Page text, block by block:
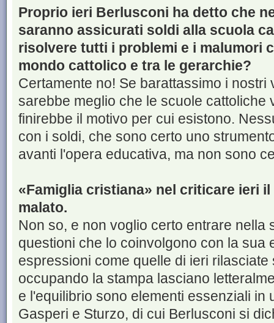
Proprio ieri Berlusconi ha detto che
saranno assicurati soldi alla scuola
risolvere tutti i problemi e i malumori
mondo cattolico e tra le gerarchie?
Certamente no! Se barattassimo i nostri
sarebbe meglio che le scuole cattoliche
finirebbe il motivo per cui esistono.
con i soldi, che sono certo uno
avanti l'opera educativa, ma non sono
«Famiglia cristiana» nel criticare ieri
malato.
Non so, e non voglio certo entrare nella
questioni che lo coinvolgono con la sua
espressioni come quelle di ieri
occupando la stampa lasciano
e l'equilibrio sono elementi essenziali in
Gasperi e Sturzo, di cui Berlusconi si